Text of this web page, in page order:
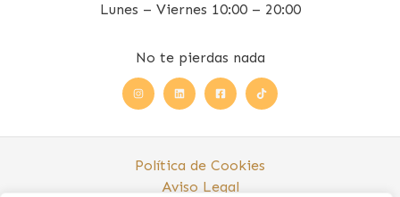
Lunes – Viernes 10:00 – 20:00
No te pierdas nada
Política de Cookies
Aviso Legal